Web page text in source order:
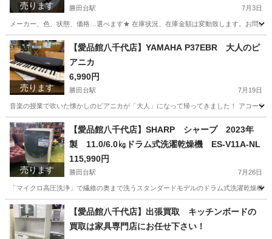
売ります 勝田台駅 7月3日
メーカー、色、状態、価格…選べます★ 在庫状況、在庫金額は変動致します。お問い
千葉 八千代市 勝田台駅 生活家電
売ります
【愛品館八千代店】YAMAHA P37EBR 大人のピ
アニカ
6,990円
勝田台駅 7月19日
音楽の授業で吹いた懐かしのピアニカが「大人」になって帰ってきました！ アコー
千葉 八千代市 勝田台駅 鍵盤楽器、ピアノ ピアニカ
売ります
【愛品館八千代店】SHARP シャープ 2023年
製 11.0/6.0㎏ドラム式洗濯乾燥機 ES-V11A-NL
115,990円
勝田台駅 7月26日
「マイクロ高圧洗浄」で繊維の奥まで洗うスタンダードモデルのドラム式洗濯乾燥
千葉 八千代市 勝田台駅 生活家電 商品
【愛品館八千代店】出張買取 キッチンボードの
買取は家具専門店にお任せ下さい！